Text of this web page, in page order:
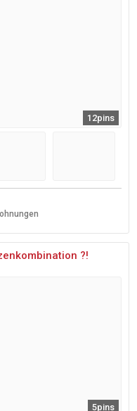
12pins
?!
5pins